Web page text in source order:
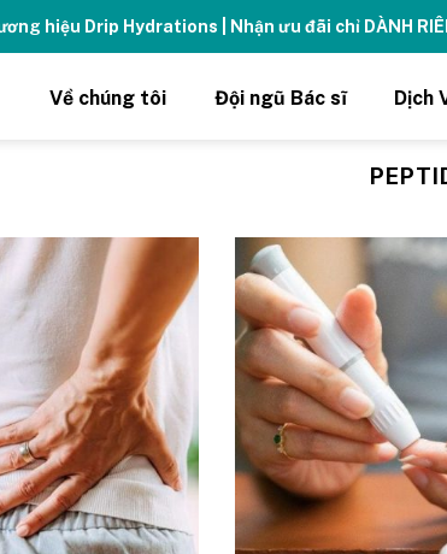
hiệu Drip Hydrations | Nhận ưu đãi chỉ DÀNH
Về chúng tôi Đội ngũ Bác sĩ Dịch